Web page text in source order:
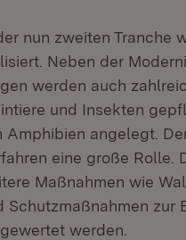
nun zweiten Tranche
Neben der
werden auch
und Insekten
Amphibien angelegt.
eine große Rolle.
Maßnahmen wie
Schutzmaßnahmen zur
werden.